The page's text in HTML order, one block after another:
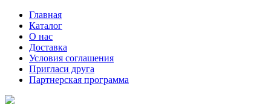
Главная
Каталог
О нас
Доставка
Условия соглашения
Пригласи друга
Партнерская программа